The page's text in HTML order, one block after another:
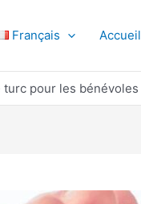
Français Accueil
turc pour les bénévoles